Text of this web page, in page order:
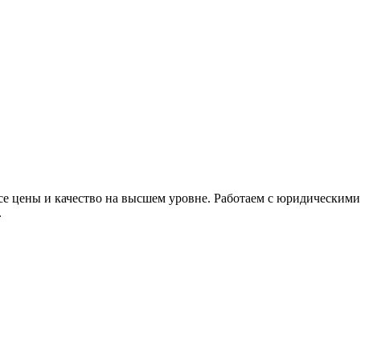
цены и качество на высшем уровне. Работаем с юридическими